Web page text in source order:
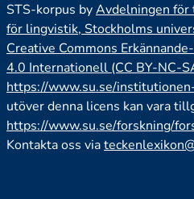
STS-korpus byAvdelningen för
för lingvistik, Stockholms
Creative Commons
4.0 Internationell (CC BY-NC-
https://www.su.se/
utöver denna licens kan vara
https://www.su.se/forskning/
Kontakta oss via